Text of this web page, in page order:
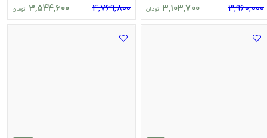
3,960,000
3,103,700 تومان 4,769,800
3,544,600 تومان